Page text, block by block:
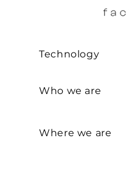
Technology
Who we are
Where we are